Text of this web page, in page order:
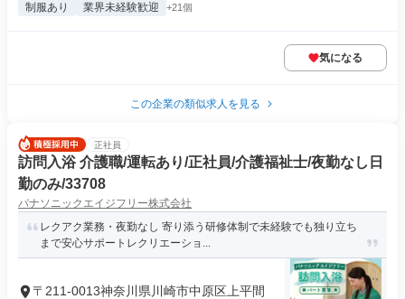
制服あり 業界未経験歓迎 +21個
気になる
この企業の類似求人を見る
正社員
訪問入浴 介護職/運転あり/正社員/介護福祉士/夜勤なし日
勤のみ/33708
パナソニックエイジフリー株式会社
レクアク業務・夜勤なし 寄り添う研修体制で未経験でも独り立ち
まで安心サポートレクリエーショ...
〒211-0013神奈川県川崎市中原区上平間